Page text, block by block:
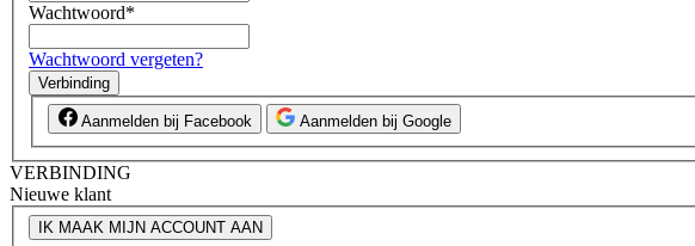
Wachtwoord*
Wachtwoord vergeten?
Verbinding
Aanmelden bij Facebook Aanmelden bij Google
VERBINDING
Nieuwe klant
IK MAAK MIJN ACCOUNT AAN